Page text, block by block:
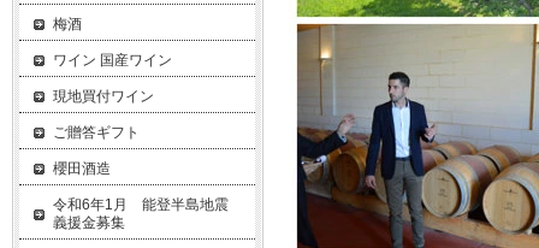
梅酒
ワイン 国産ワイン
現地買付ワイン
ご贈答ギフト
櫻田酒造
令和6年1月 能登半島地震
義援金募集